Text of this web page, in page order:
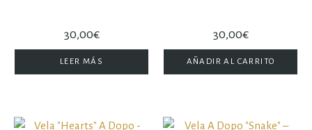
30,00€
LEER MÁS
30,00€
AÑADIR AL CARRITO